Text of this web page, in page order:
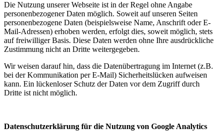
Die Nutzung unserer Webseite ist in der Regel ohne Angabe
personenbezogener Daten möglich. Soweit auf unseren Seiten
personenbezogene Daten (beispielsweise Name, Anschrift oder E-
Mail-Adressen) erhoben werden, erfolgt dies, soweit möglich, stets
auf freiwilliger Basis. Diese Daten werden ohne Ihre ausdrückliche
Zustimmung nicht an Dritte weitergegeben.
Wir weisen darauf hin, dass die Datenübertragung im Internet (z.B.
bei der Kommunikation per E-Mail) Sicherheitslücken aufweisen
kann. Ein lückenloser Schutz der Daten vor dem Zugriff durch
Dritte ist nicht möglich.
Datenschutzerklärung für die Nutzung von Google Analytics